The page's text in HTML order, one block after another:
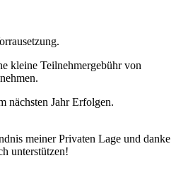
kleine Teilnehmergebühr von
nächsten Jahr Erfolgen.
meiner Privaten Lage und danke
unterstützen!